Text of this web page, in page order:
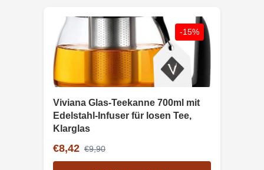
-15%
Viviana Glas-Teekanne 700ml mit
Edelstahl-Infuser für losen Tee,
Klarglas
€8,42 €9,90